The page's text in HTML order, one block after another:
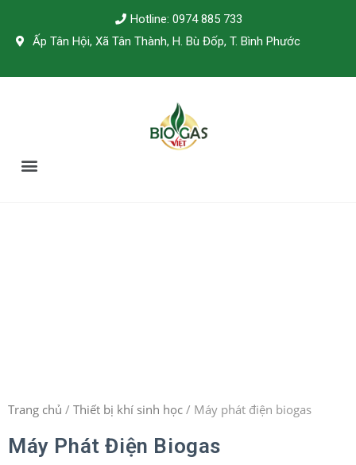
Hotline: 0974 885 733
Ấp Tân Hội, Xã Tân Thành, H. Bù Đốp, T. Bình Phước
Trang chủ / Thiết bị khí sinh học / Máy phát điện biogas
Máy Phát Điện Biogas